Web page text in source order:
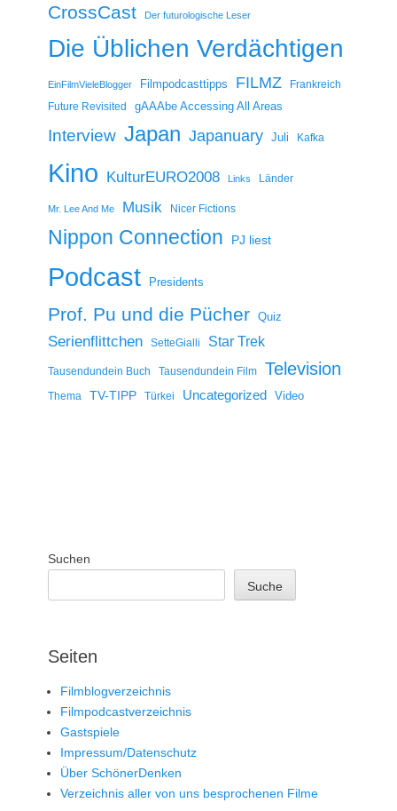
CrossCast Der futurologische Leser
Die Üblichen Verdächtigen
EinFilmVieleBlogger Filmpodcasttipps FILMZ
Frankreich
Future Revisited
gAAAbe Accessing All Areas
Interview Japan Japanuary Juli Kafka
Kino KulturEURO2008 Links Länder
Mr. Lee And Me Musik Nicer Fictions
Nippon Connection PJ liest
Podcast Presidents
Prof. Pu und die Pücher Quiz
Serienflittchen SetteGialli Star Trek
Tausendundein Buch Tausendundein Film Television
Thema TV-TIPP Türkei Uncategorized Video
Suchen
Suche
Seiten
Filmblogverzeichnis
Filmpodcastverzeichnis
Gastspiele
Impressum/Datenschutz
Über SchönerDenken
Verzeichnis aller von uns besprochenen Filme